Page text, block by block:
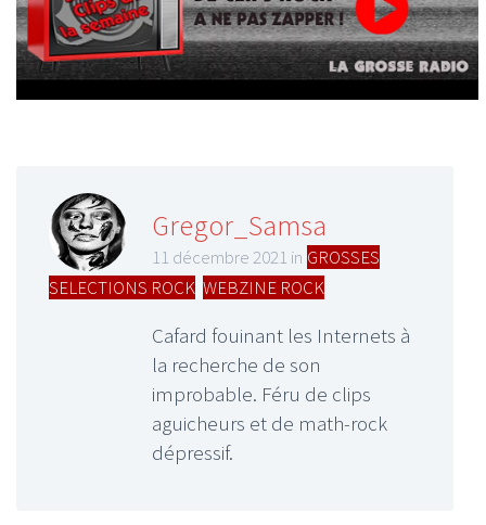
Gregor_Samsa
11 décembre 2021 in GROSSES
SELECTIONS ROCK WEBZINE ROCK
Cafard fouinant les Internets à
la recherche de son
improbable. Féru de clips
aguicheurs et de math-rock
dépressif.